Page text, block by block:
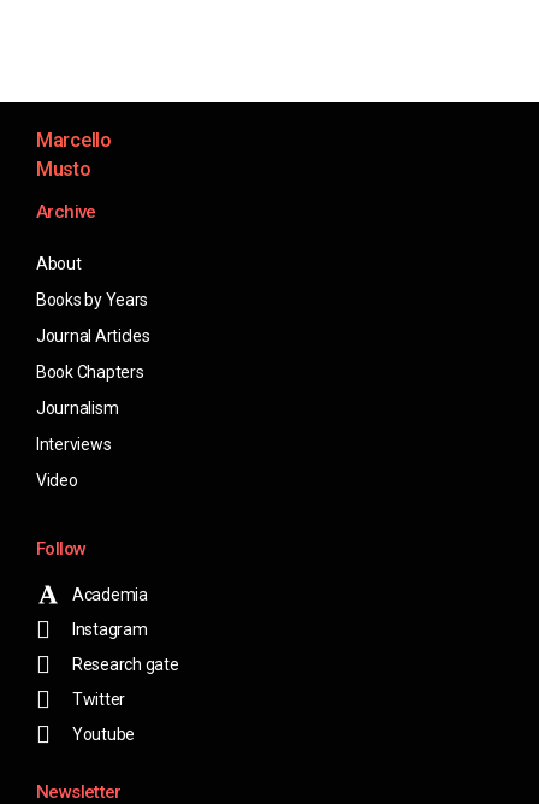
Marcello
Musto
Archive
About
Books by Years
Journal Articles
Book Chapters
Journalism
Interviews
Video
Follow
Academia
Instagram
Research gate
Twitter
Youtube
Newsletter